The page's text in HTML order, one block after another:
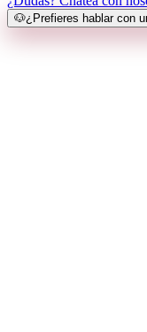
🐶¿Prefieres hablar con